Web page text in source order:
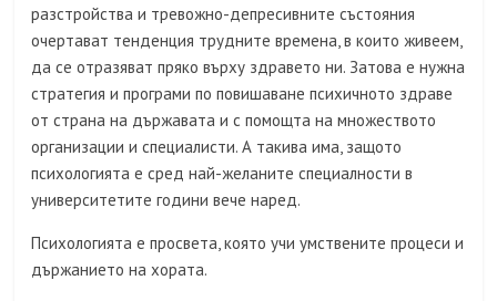
разстройства и тревожно-депресивните състояния
очертават тенденция трудните времена, в които живеем,
да се отразяват пряко върху здравето ни. Затова е нужна
стратегия и програми по повишаване психичното здраве
от страна на държавата и с помощта на множеството
организации и специалисти. А такива има, защото
психологията е сред най-желаните специалности в
университетите години вече наред.
Психологията е просвета, която учи умствените процеси и
държанието на хората.